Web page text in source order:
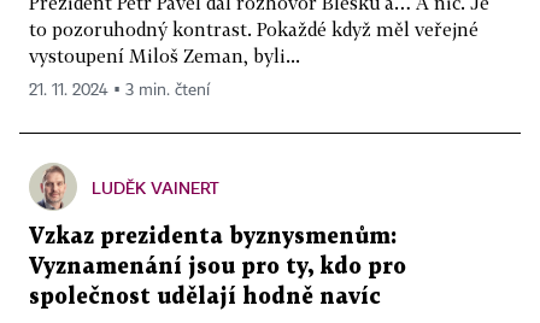
to pozoruhodný kontrast. Pokaždé když měl veřejné
vystoupení Miloš Zeman, byli...
21. 11. 2024 ▪ 3 min. čtení
LUDĚK VAINERT
Vzkaz prezidenta byznysmenům:
Vyznamenání jsou pro ty, kdo pro
společnost udělají hodně navíc